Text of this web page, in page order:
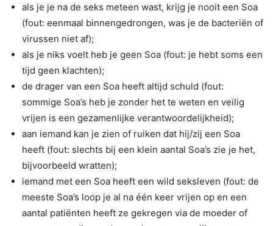
als je je na de seks meteen wast, krijg je nooit een Soa
(fout: eenmaal binnengedrongen, was je de bacteriën of
virussen niet af);
als je niks voelt heb je geen Soa (fout: je hebt soms een
tijd geen klachten);
de drager van een Soa heeft altijd schuld (fout:
sommige Soa’s heb je zonder het te weten en veilig
vrijen is een gezamenlijke verantwoordelijkheid);
aan iemand kan je zien of ruiken dat hij/zij een Soa
heeft (fout: slechts bij een klein aantal Soa’s zie je het,
bijvoorbeeld wratten);
iemand met een Soa heeft een wild seksleven (fout: de
meeste Soa’s loop je al na één keer vrijen op en een
aantal patiënten heeft ze gekregen via de moeder of